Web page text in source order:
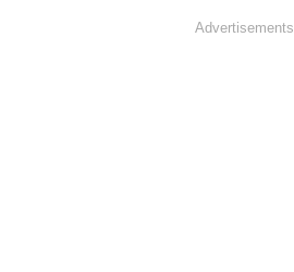
Advertisements